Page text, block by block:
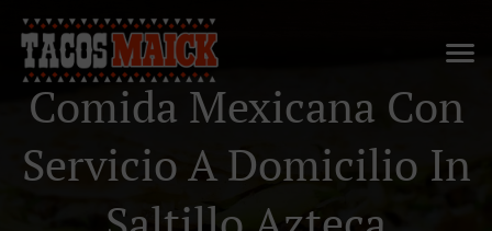
Comida Mexicana Con
Servicio A Domicilio In